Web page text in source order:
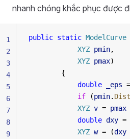
nhanh chóng khắc phục được
public static ModelCurve
            XYZ
pmin,
            XYZ
pmax)
        {
            double
_eps =
            if
(pmin.
            XYZ
v = pmax
            double
dxy =
            XYZ
w = (dxy
1
2
3
4
5
6
7
8
9